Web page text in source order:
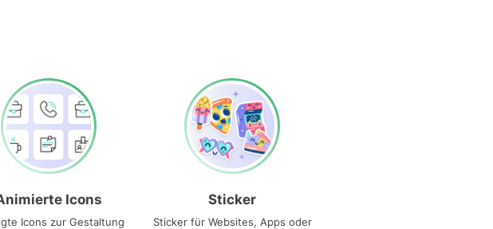
Icons
Icons zur Gestaltung
Sticker
Sticker für Websites, Apps oder